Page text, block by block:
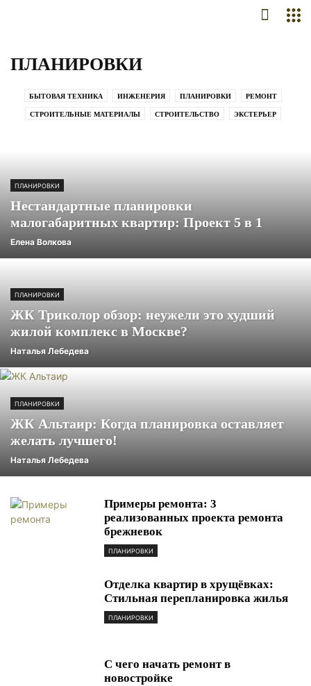
ПЛАНИРОВКИ
БЫТОВАЯ ТЕХНИКА ИНЖЕНЕРИЯ ПЛАНИРОВКИ РЕМОНТ
СТРОИТЕЛЬНЫЕ МАТЕРИАЛЫ СТРОИТЕЛЬСТВО ЭКСТЕРЬЕР
ПЛАНИРОВКИ
Нестандартные планировки
малогабаритных квартир: Проект 5 в 1
Елена Волкова
ПЛАНИРОВКИ
ЖК Триколор обзор: неужели это худший
жилой комплекс в Москве?
Наталья Лебедева
ПЛАНИРОВКИ
ЖК Альтаир: Когда планировка оставляет
желать лучшего!
Наталья Лебедева
Примеры ремонта: 3
реализованных проекта ремонта
брежневок
ПЛАНИРОВКИ
Отделка квартир в хрущёвках:
Стильная перепланировка жилья
ПЛАНИРОВКИ
С чего начать ремонт в
новостройке